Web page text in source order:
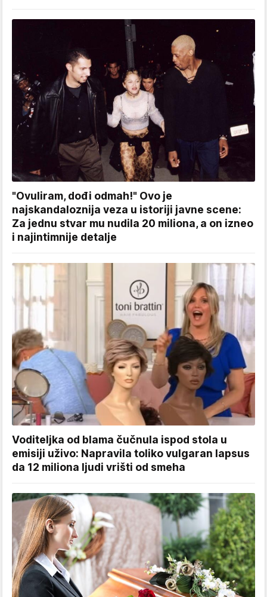
"Ovuliram, dođi odmah!" Ovo je
najskandaloznija veza u istoriji javne scene:
Za jednu stvar mu nudila 20 miliona, a on izneo
i najintimnije detalje
Voditeljka od blama čučnula ispod stola u
emisiji uživo: Napravila toliko vulgaran lapsus
da 12 miliona ljudi vrišti od smeha